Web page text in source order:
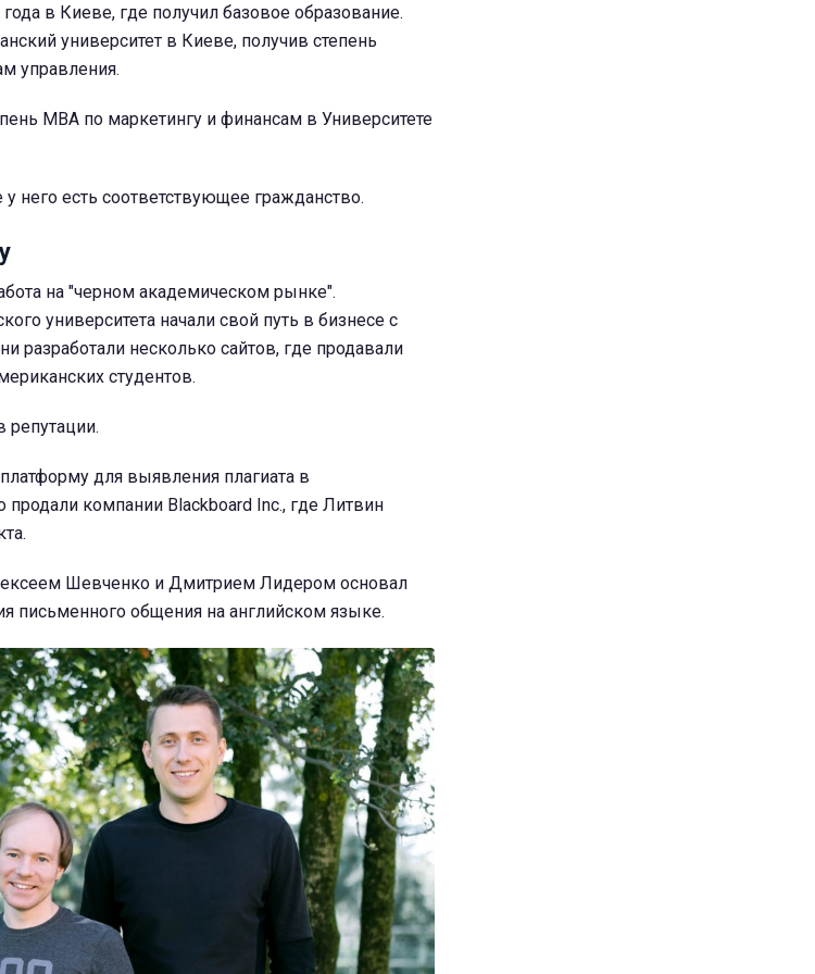
в Киеве, где получил базовое образование.
университет в Киеве, получив степень
управления.
MBA по маркетингу и финансам в Университете
него есть соответствующее гражданство.
на "черном академическом рынке".
университета начали свой путь в бизнесе с
разработали несколько сайтов, где продавали
студентов.
репутации.
для выявления плагиата в
компании Blackboard Inc., где Литвин
Шевченко и Дмитрием Лидером основал
письменного общения на английском языке.